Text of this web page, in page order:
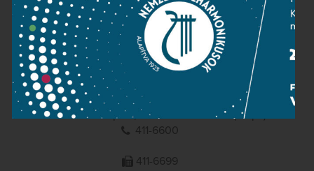
NEMZETI
FILHARMONIKUSOK
1095 Budapest, Komor Marcell u. 1. (Müpa)
411-6600
411-6699